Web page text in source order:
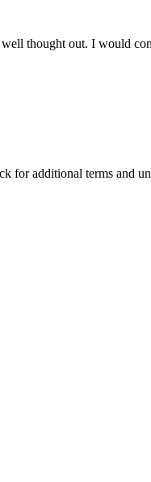
thought out. I would
for additional terms and